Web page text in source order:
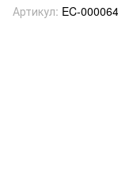
Артикул: EC-000064